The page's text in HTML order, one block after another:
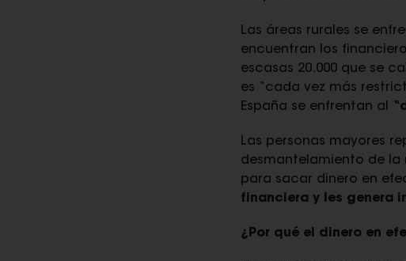
Las áreas rurales se
encuentran los
escasas 20.000 que se
es “cada vez más
España se enfrentan al
Las personas mayores
desmantelamiento de
para sacar dinero en
financiera y les genera
¿Por qué el dinero en